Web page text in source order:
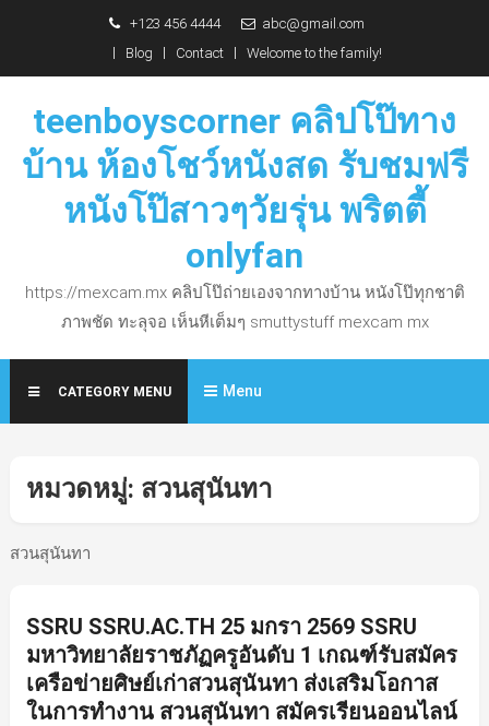
content
+123 456 4444
abc@gmail.com
Blog
Contact Welcome to the family!
teenboyscorner คลิปโป๊ทาง
บ้าน ห้องโชว์หนังสด รับชมฟรี
หนังโป๊สาวๆวัยรุ่น พริตตี้
onlyfan
https://mexcam.mx คลิปโป๊ถ่ายเองจากทางบ้าน หนังโป๊ทุกชาติ
ภาพชัด ทะลุจอ เห็นหีเต็มๆ smuttystuff mexcam mx
CATEGORY MENU Menu
หมวดหมู่: สวนสุนันทา
สวนสุนันทา
SSRU SSRU.AC.TH 25 มกรา 2569 SSRU
มหาวิทยาลัยราชภัฏครูอันดับ 1 เกณฑ์รับสมัคร
เครือข่ายศิษย์เก่าสวนสุนันทา ส่งเสริมโอกาส
ในการทำงาน สวนสุนันทา สมัครเรียนออนไลน์